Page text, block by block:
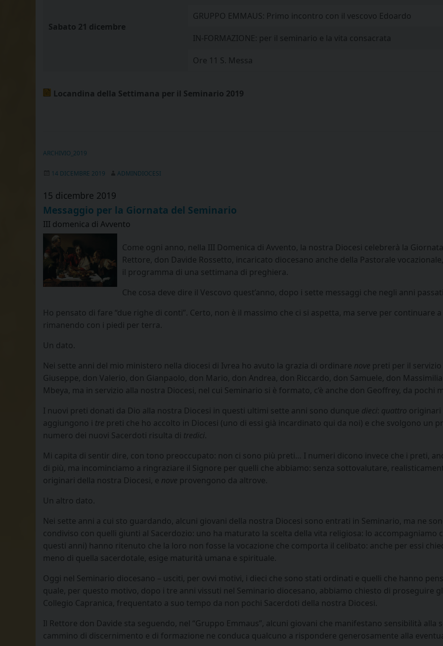
Sabato 21 dicembre
GRUPPO EMMAUS: Primo incontro con il vescovo Edoardo
IN-FORMAZIONE: per il seminario e la vita consacrata
Ore 11 S. Messa
Locandina della Settimana per il Seminario 2019
ARCHIVIO_2019
14 DICEMBRE 2019 ADMINDIOCESI
15 dicembre 2019
Messaggio per la Giornata del Seminario
III domenica di Avvento
Come ogni anno, nella III Domenica di Avvento, la nostra Diocesi celebrerà la
Rettore, don Davide Rossetto, incaricato diocesano anche della Pastorale
il programma di una settimana di preghiera.
Che cosa deve dire il Vescovo quest’anno, dopo i sette messaggi che negli anni
Ho pensato di fare “due righe di conti”. Certo, non è il massimo che ci si aspetta, ma serve per continuare
rimanendo con i piedi per terra.
Un dato.
Nei sette anni del mio ministero nella diocesi di Ivrea ho avuto la grazia di ordinare nove preti per il
Giuseppe, don Valerio, don Gianpaolo, don Mario, don Andrea, don Riccardo, don Samuele, don
Mbeya, ma in servizio alla nostra Diocesi, nel cui Seminario si è formato, c’è anche don Geoffrey, da
I nuovi preti donati da Dio alla nostra Diocesi in questi ultimi sette anni sono dunque dieci: quattro originari
aggiungono i tre preti che ho accolto in Diocesi (uno di essi già incardinato qui da noi) e che svolgono un
numero dei nuovi Sacerdoti risulta di tredici.
Mi capita di sentir dire, con tono preoccupato: non ci sono più preti… I numeri dicono invece che i preti,
di più, ma incominciamo a ringraziare il Signore per quelli che abbiamo: senza sottovalutare,
originari della nostra Diocesi, e nove provengono da altrove.
Un altro dato.
Nei sette anni a cui sto guardando, alcuni giovani della nostra Diocesi sono entrati in Seminario, ma ne
condiviso con quelli giunti al Sacerdozio: uno ha maturato la scelta della vita religiosa: lo accompagniamo
questi anni) hanno ritenuto che la loro non fosse la vocazione che comporta il celibato: anche per essi
meno di quella sacerdotale, esige maturità umana e spirituale.
Oggi nel Seminario diocesano – usciti, per ovvi motivi, i dieci che sono stati ordinati e quelli che hanno
quale, per questo motivo, dopo i tre anni vissuti nel Seminario diocesano, abbiamo chiesto di proseguire
Collegio Capranica, frequentato a suo tempo da non pochi Sacerdoti della nostra Diocesi.
Il Rettore don Davide sta seguendo, nel “Gruppo Emmaus”, alcuni giovani che manifestano sensibilità
cammino di discernimento e di formazione ne conduca qualcuno a rispondere generosamente alla